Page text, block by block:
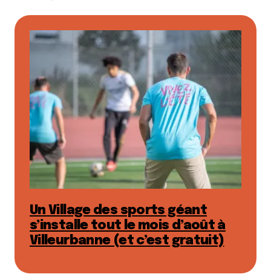
Un Village des sports géant
s’installe tout le mois d’août à
Villeurbanne (et c’est gratuit)